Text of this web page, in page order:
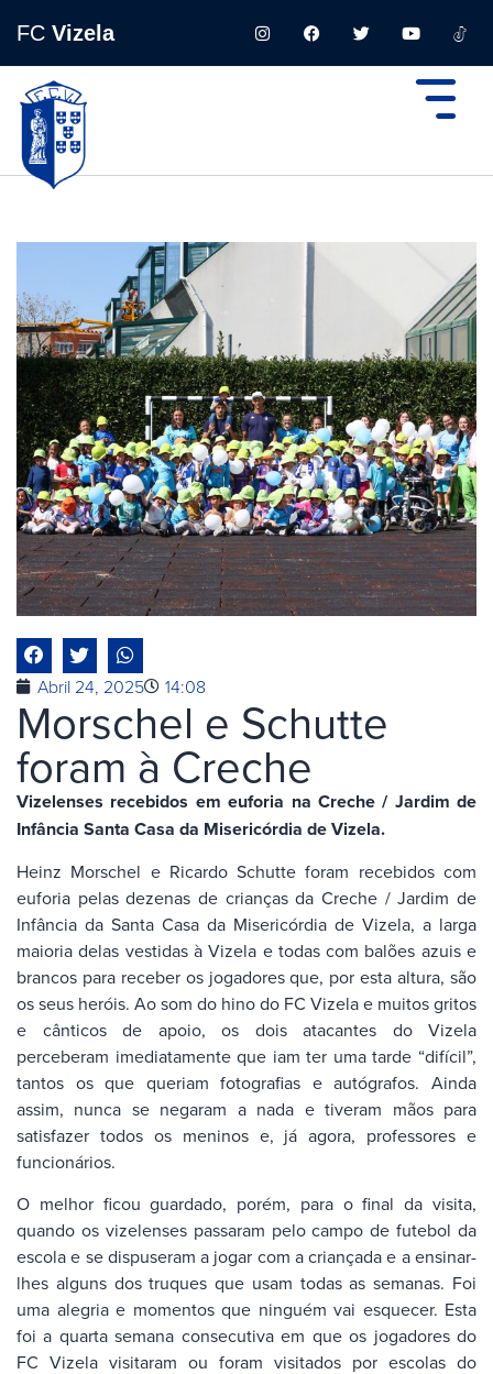
FC Vizela
Abril 24, 2025 14:08
Morschel e Schutte
foram à Creche
Vizelenses recebidos em euforia na Creche / Jardim de
Infância Santa Casa da Misericórdia de Vizela.
Heinz Morschel e Ricardo Schutte foram recebidos com
euforia pelas dezenas de crianças da Creche / Jardim de
Infância da Santa Casa da Misericórdia de Vizela, a larga
maioria delas vestidas à Vizela e todas com balões azuis e
brancos para receber os jogadores que, por esta altura, são
os seus heróis. Ao som do hino do FC Vizela e muitos gritos
e cânticos de apoio, os dois atacantes do Vizela
perceberam imediatamente que iam ter uma tarde “difícil”,
tantos os que queriam fotografias e autógrafos. Ainda
assim, nunca se negaram a nada e tiveram mãos para
satisfazer todos os meninos e, já agora, professores e
funcionários.
O melhor ficou guardado, porém, para o final da visita,
quando os vizelenses passaram pelo campo de futebol da
escola e se dispuseram a jogar com a criançada e a ensinar-
lhes alguns dos truques que usam todas as semanas. Foi
uma alegria e momentos que ninguém vai esquecer. Esta
foi a quarta semana consecutiva em que os jogadores do
FC Vizela visitaram ou foram visitados por escolas do